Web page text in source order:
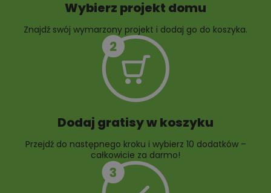
10 projektów rabat
Wybierz projekt domu
Znajdź swój wymarzony projekt i dodaj go do koszyka.
Dodaj gratisy w koszyku
Przejdź do następnego kroku i wybierz 10 dodatków –
całkowicie za darmo!